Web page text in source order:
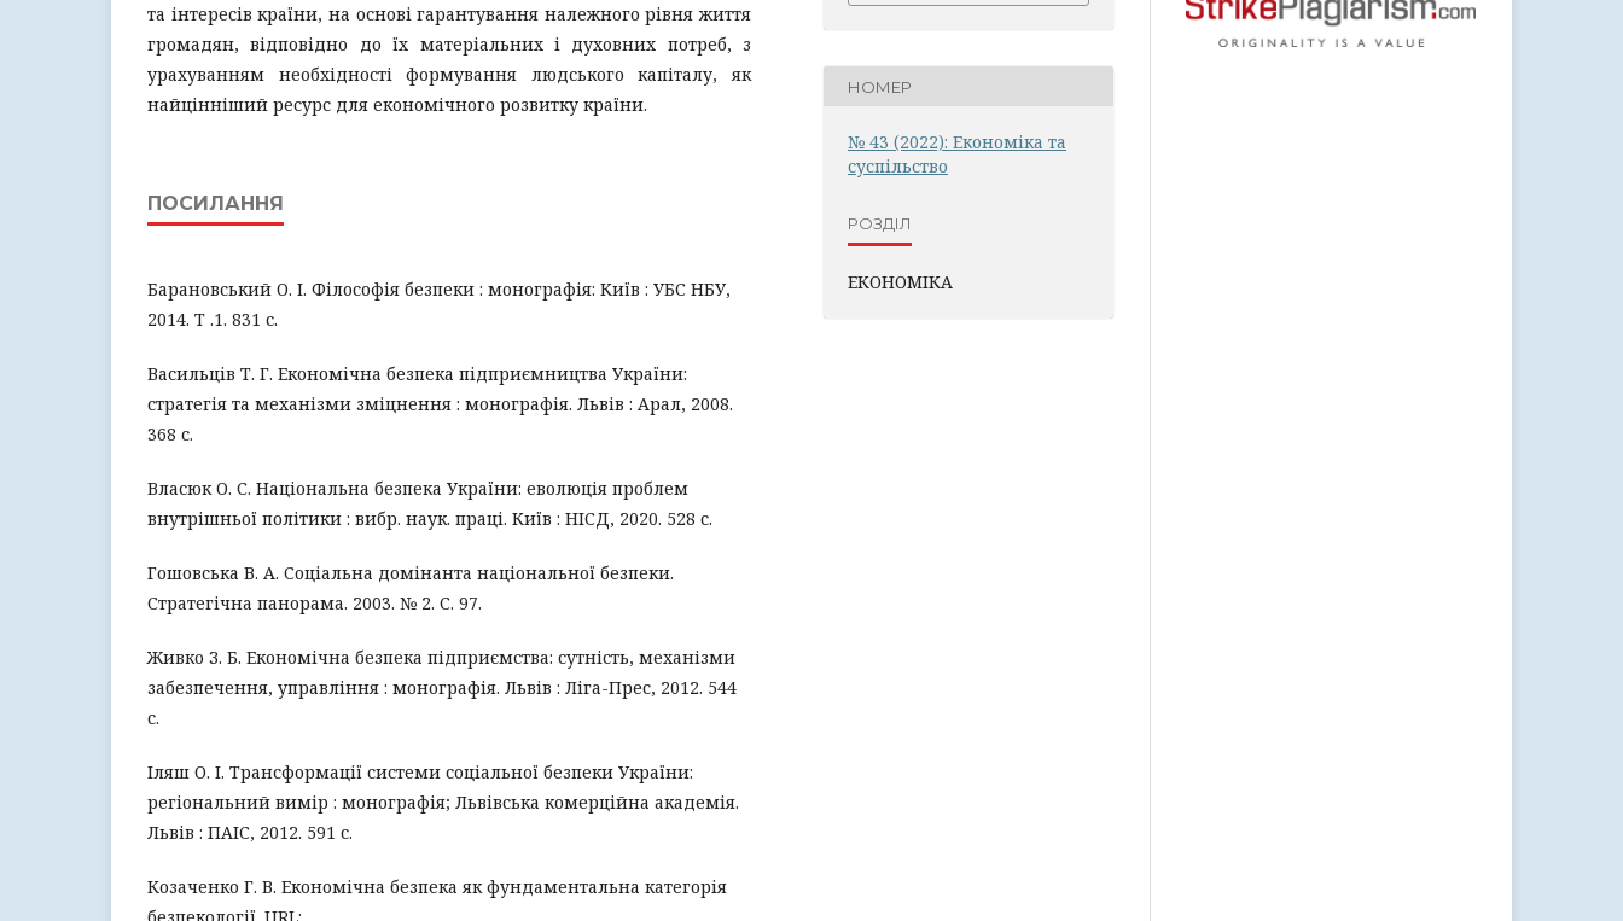
та інтересів країни, на основі гарантування належного рівня життя
громадян, відповідно до їх матеріальних і духовних потреб, з
урахуванням необхідності формування людського капіталу, як
найцінніший ресурс для економічного розвитку країни.
ПОСИЛАННЯ
Барановський О. І. Філософія безпеки : монографія: Київ : УБС НБУ,
2014. Т .1. 831 с.
Васильців Т. Г. Економічна безпека підприємництва України:
стратегія та механізми зміцнення : монографія. Львів : Арал, 2008.
368 с.
Власюк О. С. Національна безпека України: еволюція проблем
внутрішньої політики : вибр. наук. праці. Київ : НІСД, 2020. 528 с.
Гошовська В. А. Соціальна домінанта національної безпеки.
Стратегічна панорама. 2003. № 2. С. 97.
Живко З. Б. Економічна безпека підприємства: сутність, механізми
забезпечення, управління : монографія. Львів : Ліга-Прес, 2012. 544
с.
Іляш О. І. Трансформації системи соціальної безпеки України:
регіональний вимір : монографія; Львівська комерційна академія.
Львів : ПАІС, 2012. 591 с.
Козаченко Г. В. Економічна безпека як фундаментальна категорія
безпекології. URL:
НОМЕР
№ 43 (2022): Економіка та
суспільство
РОЗДІЛ
ЕКОНОМІКА